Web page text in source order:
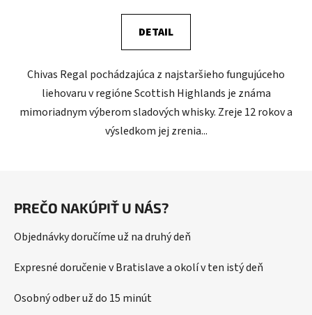
DETAIL
Chivas Regal pochádzajúca z najstaršieho fungujúceho
liehovaru v regióne Scottish Highlands je známa
mimoriadnym výberom sladových whisky. Zreje 12 rokov a
výsledkom jej zrenia...
PREČO NAKÚPIŤ U NÁS?
Objednávky doručíme už na druhý deň
Expresné doručenie v Bratislave a okolí v ten istý deň
Osobný odber už do 15 minút